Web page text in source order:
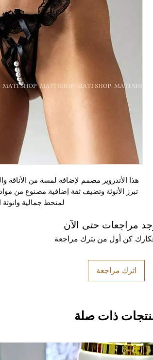
هذا الأندروير مصمم لإضافة لمسة من الأناقة
تبرز الأنوثة وتضيف ثقة إضافية. مصنوع من
لمنحط جمالية وانوثة
مراجعات حتى الآن
كن أول من يترك مراجعة.
اترك مراجعة
ذات صلة